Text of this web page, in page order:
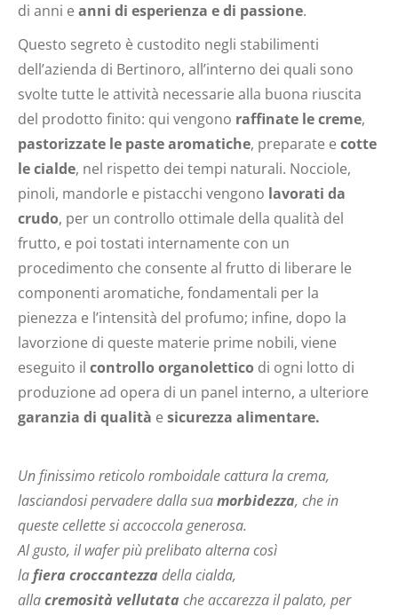
di anni e anni di esperienza e di passione.
Questo segreto è custodito negli stabilimenti
dell’azienda di Bertinoro, all’interno dei quali sono
svolte tutte le attività necessarie alla buona riuscita
del prodotto finito: qui vengono raffinate le creme,
pastorizzate le paste aromatiche, preparate e cotte
le cialde, nel rispetto dei tempi naturali. Nocciole,
pinoli, mandorle e pistacchi vengono lavorati da
crudo, per un controllo ottimale della qualità del
frutto, e poi tostati internamente con un
procedimento che consente al frutto di liberare le
componenti aromatiche, fondamentali per la
pienezza e l’intensità del profumo; infine, dopo la
lavorzione di queste materie prime nobili, viene
eseguito il controllo organolettico di ogni lotto di
produzione ad opera di un panel interno, a ulteriore
garanzia di qualità e sicurezza alimentare.
Un finissimo reticolo romboidale cattura la crema,
lasciandosi pervadere dalla suamorbidezza, che in
queste cellette si accoccola generosa.
Al gusto, il wafer più prelibato alterna così
lafiera croccantezza della cialda,
allacremosità vellutata che accarezza il palato, per